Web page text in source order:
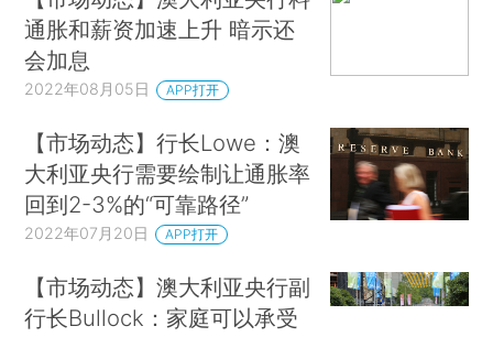
相关阅读
【市场动态】澳大利亚央行料
会加息
2022年08月05日 APP打开
【市场动态】行长Lowe：澳
回到2-3%的“可靠路径”
2022年07月20日 APP打开